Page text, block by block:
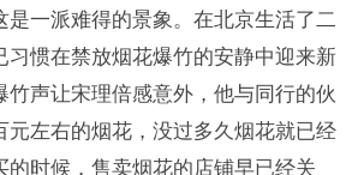
是一派难得的景象。在北京生活了二
习惯在禁放烟花爆竹的安静中迎来新
竹声让宋理倍感意外，他与同行的伙
元左右的烟花，没过多久烟花就已经
的时候，售卖烟花的店铺早已经关